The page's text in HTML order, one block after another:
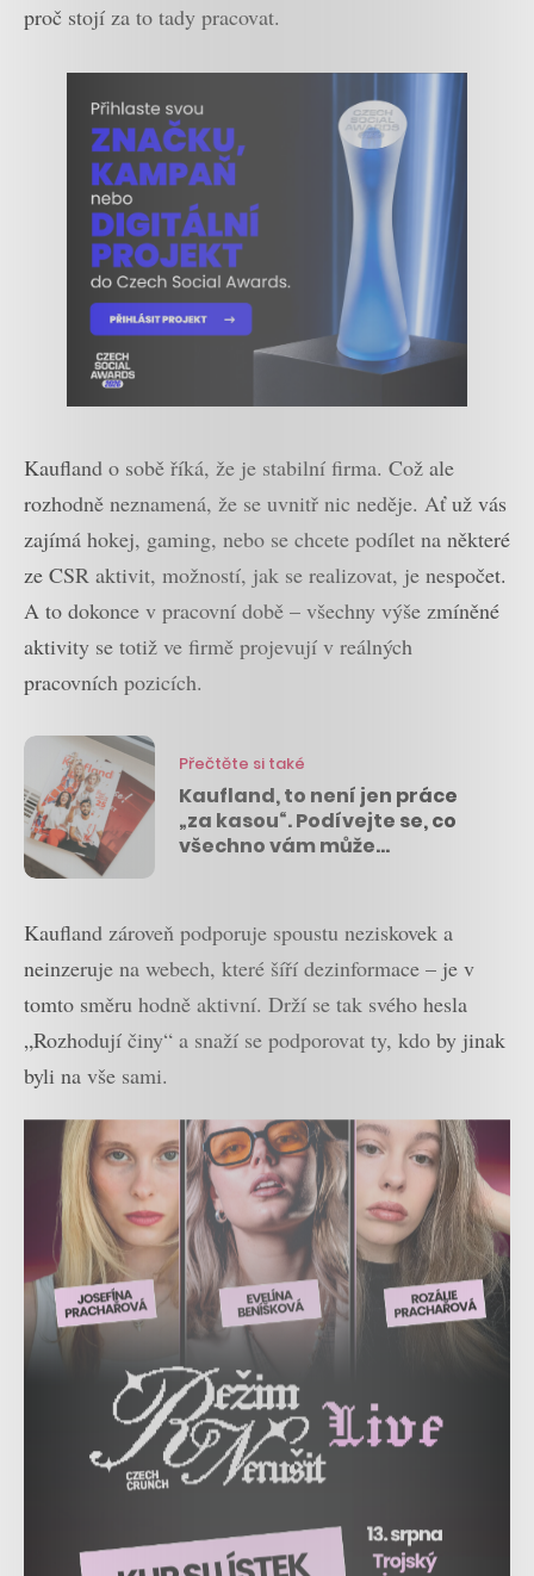
proč stojí za to tady pracovat.
Kaufland o sobě říká, že je stabilní firma. Což ale
rozhodně neznamená, že se uvnitř nic neděje. Ať už vás
zajímá hokej, gaming, nebo se chcete podílet na některé
ze CSR aktivit, možností, jak se realizovat, je nespočet.
A to dokonce v pracovní době – všechny výše zmíněné
aktivity se totiž ve firmě projevují v reálných
pracovních pozicích.
Přečtěte si také
Kaufland, to není jen práce
„za kasou“. Podívejte se, co
všechno vám může
Kaufland zároveň podporuje spoustu neziskovek a
neinzeruje na webech, které šíří dezinformace – je v
tomto směru hodně aktivní. Drží se tak svého hesla
„Rozhodují činy“ a snaží se podporovat ty, kdo by jinak
byli na vše sami.